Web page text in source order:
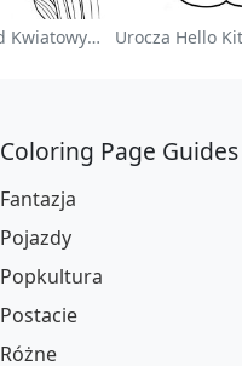
Kolorowy Ogród Kwiatowy Na Kolorowance
Coloring Page Guides
Fantazja
Pojazdy
Popkultura
Postacie
Różne